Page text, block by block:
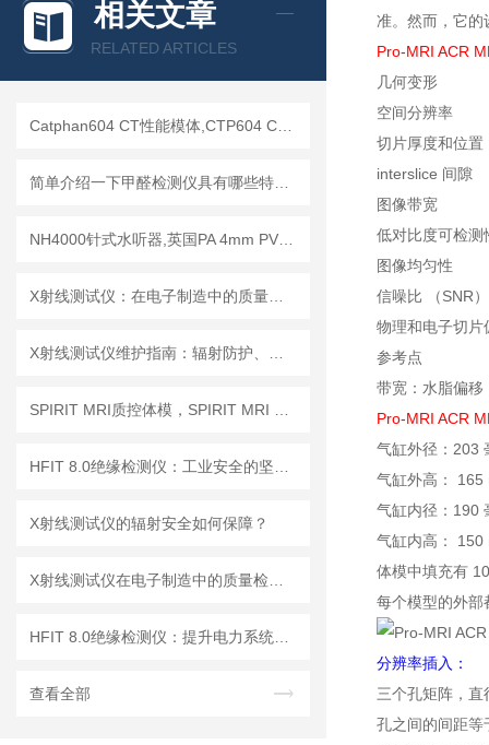
相关文章
RELATED ARTICLES
X射线测试仪的辐射安全如何保障？
查看全部
准。然而，它的
Pro-MRI ACR
几何变形
空间分辨率
切片厚度和位置
interslice 间隙
图像带宽
低对比度可检测
图像均匀性
信噪比 （SNR）
物理和电子切片
参考点
带宽：水脂偏移
Pro-MRI ACR
气缸外径：203
气缸外高： 165
气缸内径：190
气缸内高： 150
体模中填充有
每个模型的外部
分辨率插入：
三个孔矩阵，
孔之间的间距等